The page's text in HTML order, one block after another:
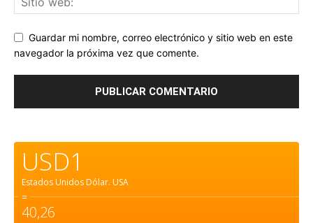
Guardar mi nombre, correo electrónico y sitio web en este
navegador la próxima vez que comente.
USD1
Estados Unidos Dólar. USA
=
40,26